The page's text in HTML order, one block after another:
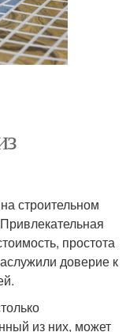
строительном
простота
доверие к
из них, может